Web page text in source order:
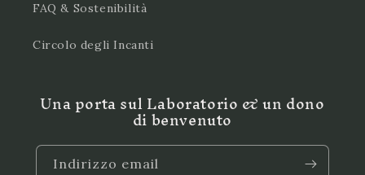
FAQ & Sostenibilità
Circolo degli Incanti
Una porta sul Laboratorio & un dono
di benvenuto
Indirizzo email